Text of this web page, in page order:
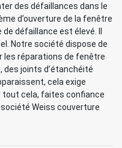
des défaillances dans le
d’ouverture de la fenêtre
défaillance est élevé. Il
Notre société dispose de
les réparations de fenêtre
des joints d’étanchéité
cela exige
tout cela, faites confiance
Weiss couverture